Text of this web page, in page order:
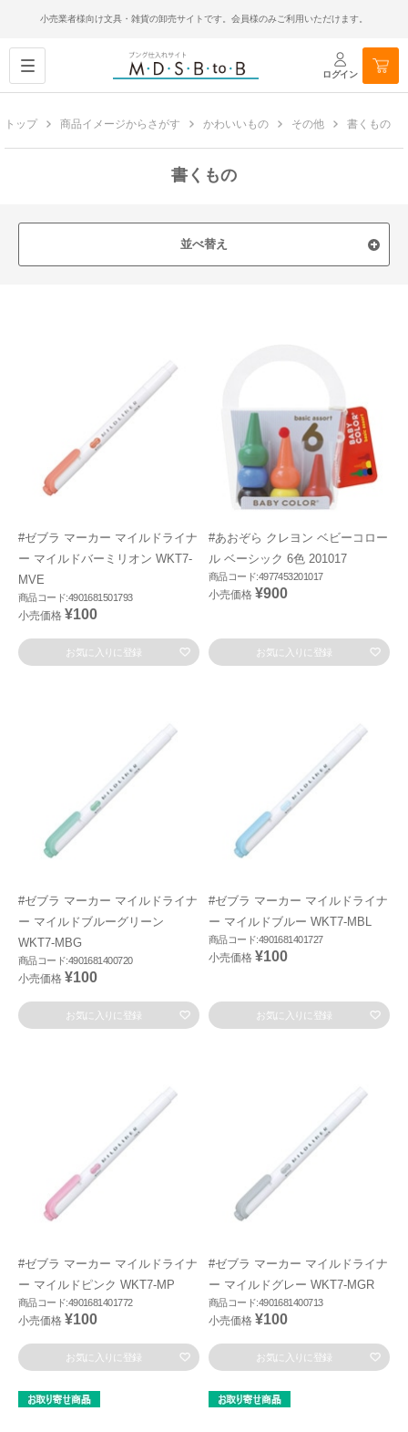
小売業者様向け文具・雑貨の卸売サイトです。会員様のみご利用いただけます。
ログイン
トップ 商品イメージからさがす かわいいもの その他 書くもの
書くもの
並べ替え
#ゼブラ マーカー マイルドライナ
ー マイルドバーミリオン WKT7-
MVE
商品コード:4901681501793
小売価格 ¥100
お気に入りに登録
#あおぞら クレヨン ベビーコロー
ル ベーシック 6色 201017
商品コード:4977453201017
小売価格 ¥900
お気に入りに登録
#ゼブラ マーカー マイルドライナ
ー マイルドブルーグリーン
WKT7-MBG
商品コード:4901681400720
小売価格 ¥100
お気に入りに登録
#ゼブラ マーカー マイルドライナ
ー マイルドブルー WKT7-MBL
商品コード:4901681401727
小売価格 ¥100
お気に入りに登録
#ゼブラ マーカー マイルドライナ
ー マイルドピンク WKT7-MP
商品コード:4901681401772
小売価格 ¥100
お気に入りに登録
#ゼブラ マーカー マイルドライナ
ー マイルドグレー WKT7-MGR
商品コード:4901681400713
小売価格 ¥100
お気に入りに登録